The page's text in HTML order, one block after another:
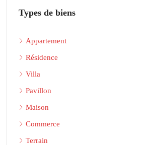
Types de biens
Appartement
Résidence
Villa
Pavillon
Maison
Commerce
Terrain